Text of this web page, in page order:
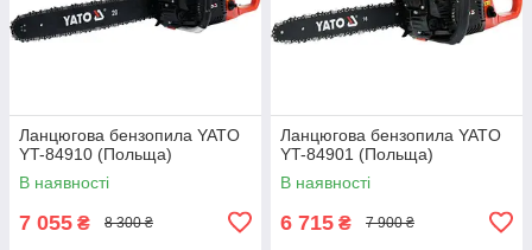
Ланцюгова бензопила YATO
YT-84910 (Польща)
В наявності
7 055 ₴ 8 300 ₴
Ланцюгова бензопила YATO
YT-84901 (Польща)
В наявності
6 715 ₴ 7 900 ₴